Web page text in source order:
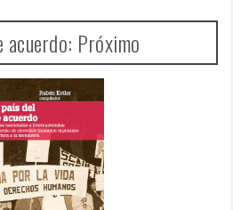
acuerdo: Próximo